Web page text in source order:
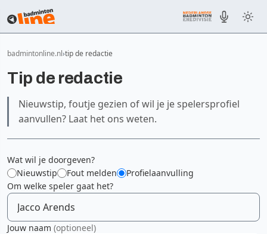
badmintonline.nl tip de redactie
Tip de redactie
Nieuwstip, foutje gezien of wil je je spelersprofiel
aanvullen? Laat het ons weten.
Wat wil je doorgeven?
Nieuwstip
Fout melden
Profielaanvulling
Om welke speler gaat het?
Jouw naam (optioneel)